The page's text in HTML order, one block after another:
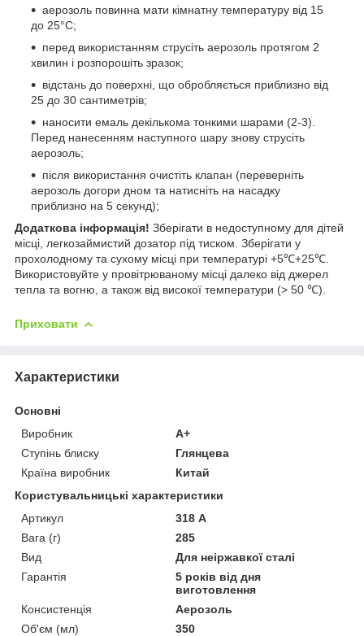
аерозоль повинна мати кімнатну температуру від 15
до 25°C;
перед використанням струсіть аерозоль протягом 2
хвилин і розпорошіть зразок;
відстань до поверхні, що обробляється приблизно від
25 до 30 сантиметрів;
наносити емаль декількома тонкими шарами (2-3).
Перед нанесенням наступного шару знову струсіть
аерозоль;
після використання очистіть клапан (переверніть
аерозоль догори дном та натисніть на насадку
приблизно на 5 секунд);
Додаткова інформація! Зберігати в недоступному для дітей
місці, легкозаймистий дозатор під тиском. Зберігати у
прохолодному та сухому місці при температурі +5℃+25℃.
Використовуйте у провітрюваному місці далеко від джерел
тепла та вогню, а також від високої температури (> 50 ℃).
Приховати
Характеристики
Основні
Виробник
A+
Ступінь блиску
Глянцева
Країна виробник
Китай
Користувальницькі характеристики
Артикул
318 А
Вага (г)
285
Вид
Для неіржавкої сталі
Гарантія
5 років від дня
виготовлення
Консистенція
Аерозоль
Об'єм (мл)
350